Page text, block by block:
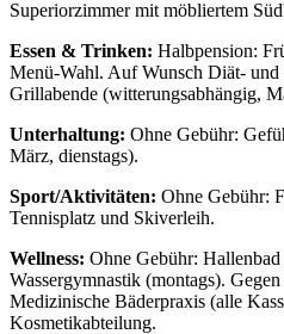
Superiorzimmer mit möbliertem
Essen & Trinken: Halbpension:
Menü-Wahl. Auf Wunsch Diät-
Grillabende (witterungsabhängig,
Unterhaltung: Ohne Gebühr:
März, dienstags).
Sport/Aktivitäten: Ohne Gebühr:
Tennisplatz und Skiverleih.
Wellness: Ohne Gebühr:
Wassergymnastik (montags).
Medizinische Bäderpraxis (alle
Kosmetikabteilung.